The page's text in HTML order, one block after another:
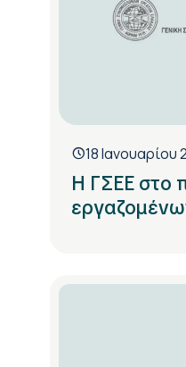
18 Ιανουαρίου
Η ΓΣΕΕ στο